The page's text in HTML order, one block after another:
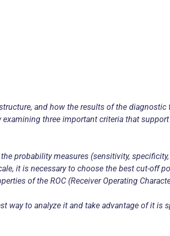
and how the results of the
three important criteria that
probability measures (sensitivity,
it is necessary to choose the best cut-off
of the ROC (Receiver Operating
to analyze it and take advantage of it is